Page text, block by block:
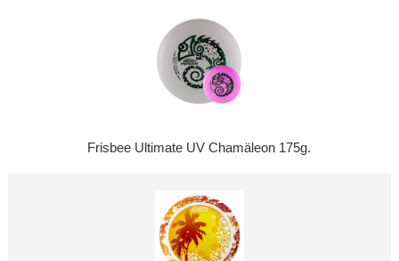
Frisbee Ultimate UV Chamäleon 175g.